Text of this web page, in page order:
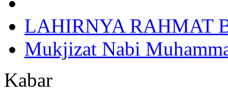
LAHIRNYA RAHMAT
Mukjizat Nabi
Kabar